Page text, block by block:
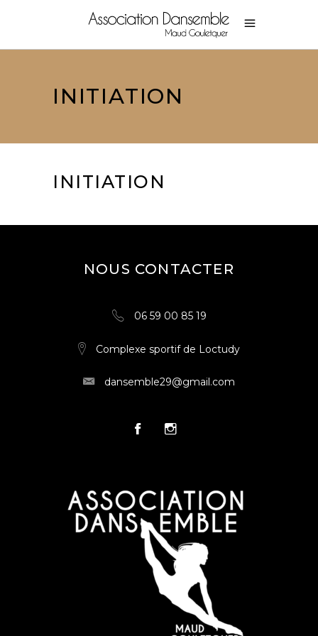
INITIATION
INITIATION
NOUS CONTACTER
06 59 00 85 19
Complexe sportif de Loctudy
dansemble29@gmail.com